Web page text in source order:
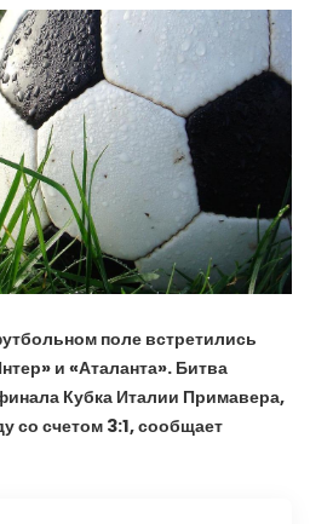
поле встретились
и «Аталанта». Битва
Кубка Италии Примавера,
со счетом 3:1, сообщает